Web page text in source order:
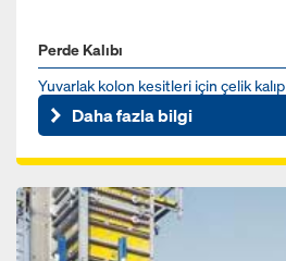
Perde Kalıbı
Yuvarlak kolon kesitleri için çelik kalıp
Daha fazla bilgi